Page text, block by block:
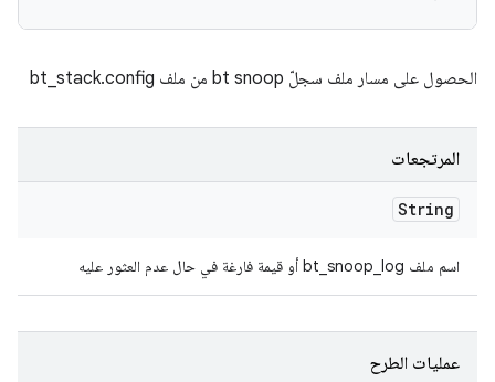
الحصول على مسار ملف سجلّ bt snoop من ملف bt_stack.config
المرتجعات
String
اسم ملف bt_snoop_log أو قيمة فارغة في حال عدم العثور عليه
عمليات الطرح